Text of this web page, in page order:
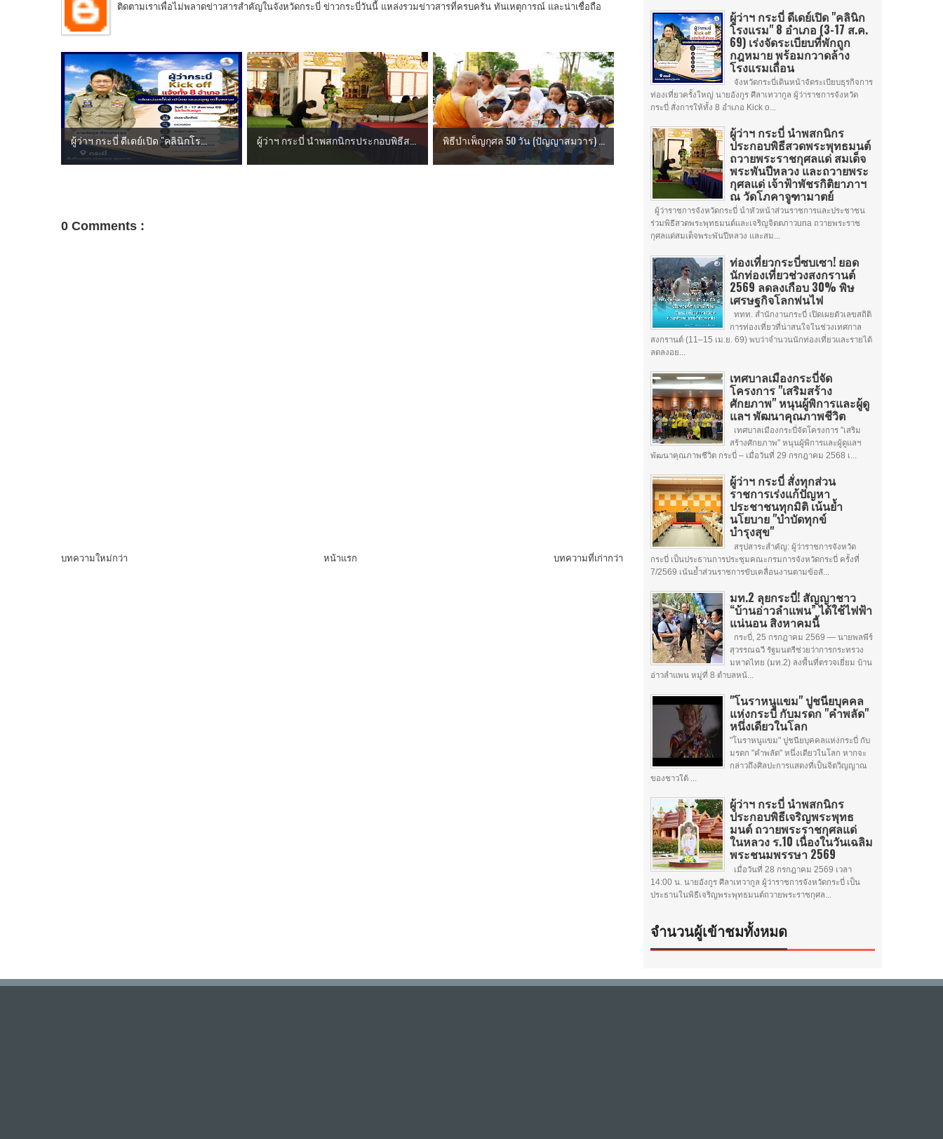
ติดตามเราเพื่อไม่พลาดข่าวสารสำคัญในจังหวัดกระบี่ ข่าวกระบี่วันนี้ แหล่งรวมข่าวสารที่ครบครัน ทันเหตุการณ์ และน่าเชื่อถือ
ผู้ว่าฯ กระบี่ ดีเดย์เปิด "คลินิกโร... ผู้ว่าฯ กระบี่ นำพสกนิกรประกอบพิธีส... พิธีบำเพ็ญกุศล 50 วัน (ปัญญาสมวาร) ...
0 Comments :
บทความใหม่กว่า บทความที่เก่ากว่า
หน้าแรก
ผู้ว่าฯ กระบี่ ดีเดย์เปิด "คลินิก
โรงแรม" 8 อำเภอ (3-17 ส.ค.
69) เร่งจัดระเบียบที่พักถูก
กฎหมาย พร้อมกวาดล้าง
โรงแรมเถื่อน
จังหวัดกระบี่เดินหน้าจัดระเบียบธุรกิจการ
ท่องเที่ยวครั้งใหญ่ นายอังกูร ศีลาเทวากูล ผู้ว่าราชการจังหวัด
กระบี่ สั่งการให้ทั้ง 8 อำเภอ Kick o...
ผู้ว่าฯ กระบี่ นำพสกนิกร
ประกอบพิธีสวดพระพุทธมนต์
ถวายพระราชกุศลแด่ สมเด็จ
พระพันปีหลวง และถวายพระ
กุศลแด่ เจ้าฟ้าพัชรกิติยาภาฯ
ณ วัดโภคาจูฑามาตย์
ผู้ว่าราชการจังหวัดกระบี่ นำหัวหน้าส่วนราชการและประชาชน
ร่วมพิธีสวดพระพุทธมนต์และเจริญจิตตภาวuna ถวายพระราช
กุศลแด่สมเด็จพระพันปีหลวง และสม...
ท่องเที่ยวกระบี่ซบเซา! ยอด
นักท่องเที่ยวช่วงสงกรานต์
2569 ลดลงเกือบ 30% พิษ
เศรษฐกิจโลกพ่นไฟ
ททท. สำนักงานกระบี่ เปิดเผยตัวเลขสถิติ
การท่องเที่ยวที่น่าสนใจในช่วงเทศกาล
สงกรานต์ (11–15 เม.ย. 69) พบว่าจำนวนนักท่องเที่ยวและรายได้
ลดลงอย...
เทศบาลเมืองกระบี่จัด
โครงการ "เสริมสร้าง
ศักยภาพ" หนุนผู้พิการและผู้ดู
แลฯ พัฒนาคุณภาพชีวิต
เทศบาลเมืองกระบี่จัดโครงการ "เสริม
สร้างศักยภาพ" หนุนผู้พิการและผู้ดูแลฯ
พัฒนาคุณภาพชีวิต กระบี่ – เมื่อวันที่ 29 กรกฎาคม 2568 เ...
ผู้ว่าฯ กระบี่ สั่งทุกส่วน
ราชการเร่งแก้ปัญหา
ประชาชนทุกมิติ เน้นย้ำ
นโยบาย "บำบัดทุกข์
บำรุงสุข"
สรุปสาระสำคัญ: ผู้ว่าราชการจังหวัด
กระบี่ เป็นประธานการประชุมคณะกรมการจังหวัดกระบี่ ครั้งที่
7/2569 เน้นย้ำส่วนราชการขับเคลื่อนงานตามข้อสั...
มท.2 ลุยกระบี่! สัญญาชาว
“บ้านอ่าวลำแพน” ได้ใช้ไฟฟ้า
แน่นอน สิงหาคมนี้
กระบี่, 25 กรกฎาคม 2569 — นายพลพีร์
สุวรรณฉวี รัฐมนตรีช่วยว่าการกระทรวง
มหาดไทย (มท.2) ลงพื้นที่ตรวจเยี่ยม บ้าน
อ่าวลำแพน หมู่ที่ 8 ตำบลหน้...
"โนราหนูแขม" ปูชนียบุคคล
แห่งกระบี่ กับมรดก "คำพลัด"
หนึ่งเดียวในโลก
"โนราหนูแขม" ปูชนียบุคคลแห่งกระบี่ กับ
มรดก "คำพลัด" หนึ่งเดียวในโลก หากจะ
กล่าวถึงศิลปะการแสดงที่เป็นจิตวิญญาณ
ของชาวใต้ ...
ผู้ว่าฯ กระบี่ นำพสกนิกร
ประกอบพิธีเจริญพระพุทธ
มนต์ ถวายพระราชกุศลแด่
ในหลวง ร.10 เนื่องในวันเฉลิม
พระชนมพรรษา 2569
เมื่อวันที่ 28 กรกฎาคม 2569 เวลา
14:00 น. นายอังกูร ศีลาเทวากูล ผู้ว่าราชการจังหวัดกระบี่ เป็น
ประธานในพิธีเจริญพระพุทธมนต์ถวายพระราชกุศล...
จำนวนผู้เข้าชมทั้งหมด